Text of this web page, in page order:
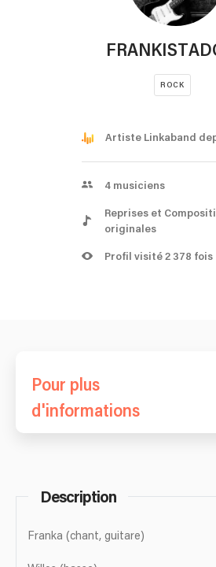
ROCK
Artiste Linkaband
4 musiciens
Reprises et
originales
Profil visité 2 378 fois
Pour plus
d'informations
Description
Franka (chant, guitare)